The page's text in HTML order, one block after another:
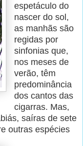
espetáculo do
nascer do sol,
as manhãs são
regidas por
sinfonias que,
nos meses de
verão, têm
predominância
dos cantos das
cigarras. Mas,
saíras de sete
outras espécies